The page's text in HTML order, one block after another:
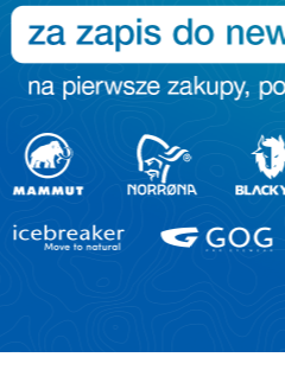
promocyjnych✂️
zgodnie z naszą Polityką prywatności.